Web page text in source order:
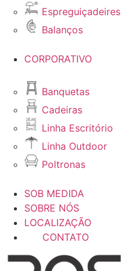
Espreguiçadeires
Balanços
CORPORATIVO
Banquetas
Cadeiras
Linha Escritório
Linha Outdoor
Poltronas
SOB MEDIDA
SOBRE NÓS
LOCALIZAÇÃO
CONTATO